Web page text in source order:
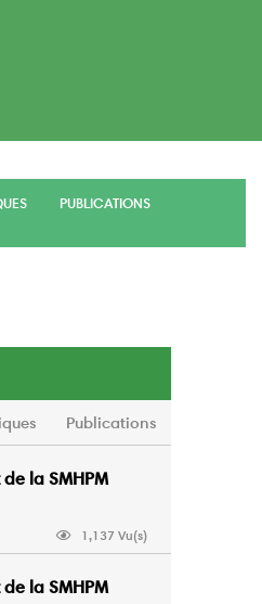
PUBLICATIONS
Publications
la SMHPM
1,137 Vu(s)
la SMHPM